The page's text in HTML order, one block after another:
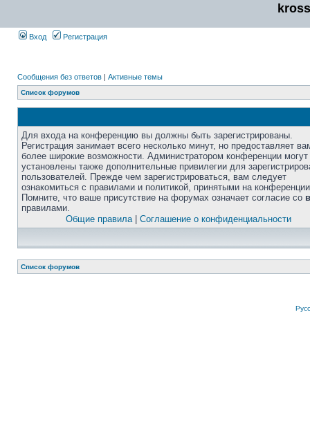
Вход Регистрация
Сообщения без ответов | Активные темы
Список форумов
Для входа на конференцию вы должны быть зарегистрированы.
Регистрация занимает всего несколько минут, но предоставляет
более широкие возможности. Администратором конференции
установлены также дополнительные привилегии для
пользователей. Прежде чем зарегистрироваться, вам следует
ознакомиться с правилами и политикой, принятыми на
Помните, что ваше присутствие на форумах означает согласие со
правилами.
Общие правила| Соглашение о конфиденциальности
Список форумов